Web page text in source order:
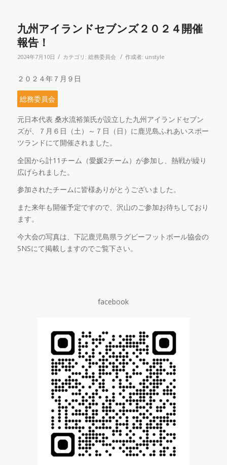
九州アイランドセブンズ２０２４開催
報告！
2024年7月10日 / カテゴリ: 総務委員会 / 作成者: unstyle
２０２４年７月９日
総務委員会
元日本代表 桑水流裕策氏が設立した九州アイランドセブン
ズが、７月６日（土）～７日（日）に鹿児島ふれあいスポー
ツランドにて開催されました。
全国から計11 チーム（愛媛2チーム）が参加し、熱戦が繰り
広げられました。
参加されたチームに皆様ありがとうございました。
また来年も開催予定ですので、沢山のご参加お待ちしており
ます。
今大会の写真は、下記鹿児島県ラグビーフットボール協会の
SNSにて掲載しますのでご覧下さい。
facebook